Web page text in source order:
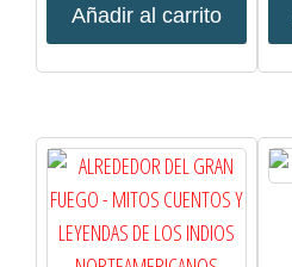
Añadir al carrito